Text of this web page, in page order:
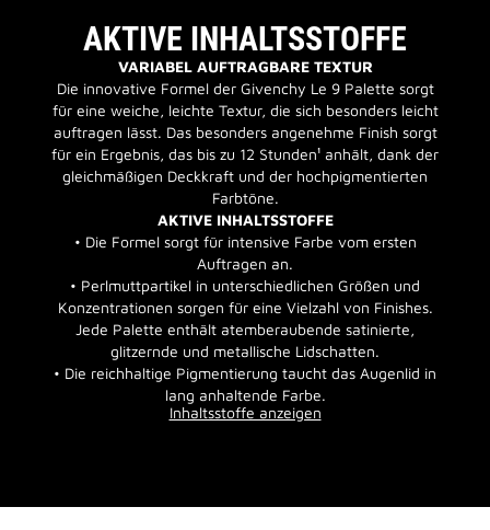
AKTIVE INHALTSSTOFFE
VARIABEL AUFTRAGBARE TEXTUR
Die innovative Formel der Givenchy Le 9 Palette sorgt
für eine weiche, leichte Textur, die sich besonders leicht
auftragen lässt. Das besonders angenehme Finish sorgt
für ein Ergebnis, das bis zu 12 Stunden¹ anhält, dank der
gleichmäßigen Deckkraft und der hochpigmentierten
Farbtöne.
AKTIVE INHALTSSTOFFE
• Die Formel sorgt für intensive Farbe vom ersten
Auftragen an.
• Perlmuttpartikel in unterschiedlichen Größen und
Konzentrationen sorgen für eine Vielzahl von Finishes.
Jede Palette enthält atemberaubende satinierte,
glitzernde und metallische Lidschatten.
• Die reichhaltige Pigmentierung taucht das Augenlid in
lang anhaltende Farbe.
Inhaltsstoffe anzeigen